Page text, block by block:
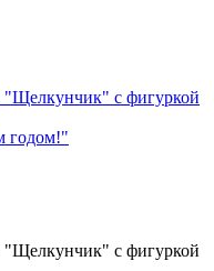
годом!"